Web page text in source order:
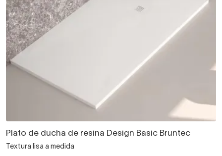
Plato de ducha de resina Design Basic Bruntec
Textura lisa a medida